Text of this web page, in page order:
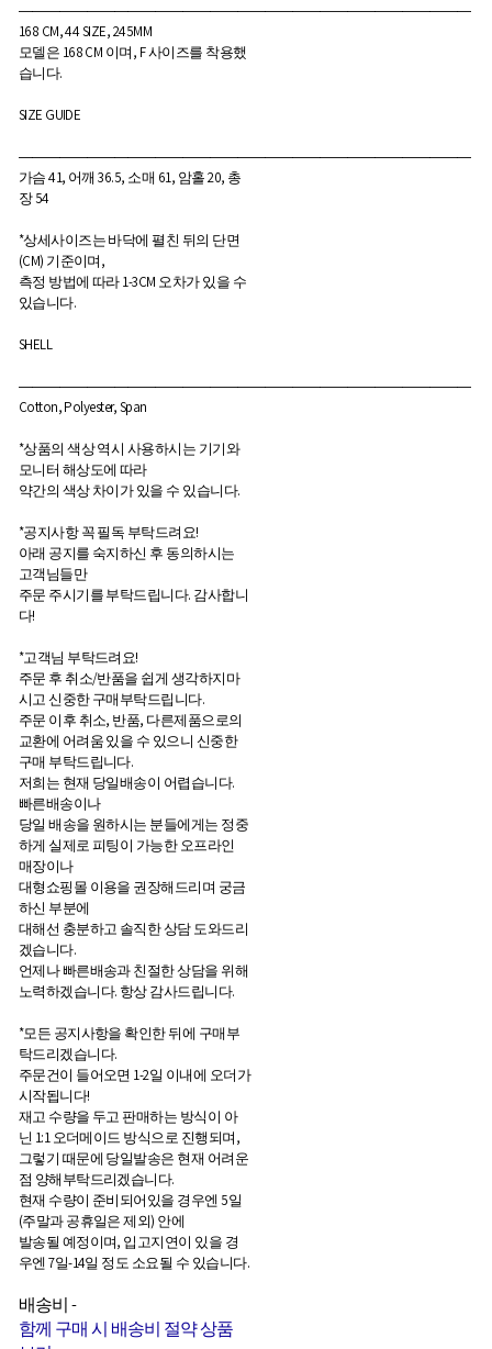
―――――――――――――――――――――――――――――――――
168 CM, 44 SIZE, 245MM
모델은 168 CM 이며, F 사이즈를 착용했
습니다.
SIZE GUIDE
―――――――――――――――――――――――――――――――――
가슴 41, 어깨 36.5, 소매 61, 암홀 20, 총
장 54
*상세사이즈는 바닥에 펼친 뒤의 단면
(CM) 기준이며,
측정 방법에 따라 1-3CM 오차가 있을 수
있습니다.
SHELL
―――――――――――――――――――――――――――――――――
Cotton, Polyester, Span
*상품의 색상 역시 사용하시는 기기와
모니터 해상도에 따라
약간의 색상 차이가 있을 수 있습니다.
*공지사항 꼭 필독 부탁드려요!
아래 공지를 숙지하신 후 동의하시는
고객님들만
주문 주시기를 부탁드립니다. 감사합니
다!
*고객님 부탁드려요!
주문 후 취소/반품을 쉽게 생각하지마
시고 신중한 구매부탁드립니다.
주문 이후 취소, 반품, 다른제품으로의
교환에 어려움 있을 수 있으니 신중한
구매 부탁드립니다.
저희는 현재 당일배송이 어렵습니다.
빠른배송이나
당일 배송을 원하시는 분들에게는 정중
하게 실제로 피팅이 가능한 오프라인
매장이나
대형쇼핑몰 이용을 권장해드리며 궁금
하신 부분에
대해선 충분하고 솔직한 상담 도와드리
겠습니다.
언제나 빠른배송과 친절한 상담을 위해
노력하겠습니다. 항상 감사드립니다.
*모든 공지사항을 확인한 뒤에 구매부
탁드리겠습니다.
주문건이 들어오면 1-2일 이내에 오더가
시작됩니다!
재고 수량을 두고 판매하는 방식이 아
닌 1:1 오더메이드 방식으로 진행되며,
그렇기 때문에 당일발송은 현재 어려운
점 양해부탁드리겠습니다.
현재 수량이 준비되어있을 경우엔 5일
(주말과 공휴일은 제외) 안에
발송될 예정이며, 입고지연이 있을 경
우엔 7일-14일 정도 소요될 수 있습니다.
배송비-
함께 구매 시 배송비 절약 상품